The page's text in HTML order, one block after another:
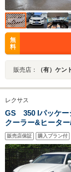
無
料
販売店： （有）ケン
レクサス
GS 350 Iパッケー
クーラー&ヒータ
ダウン/クリアラン
バックカメラ/
販売店保証 購入プラン付